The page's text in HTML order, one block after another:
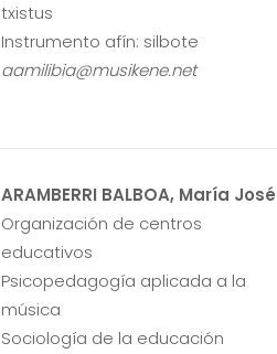
txistus
Instrumento afín: silbote
aamilibia@musikene.net
ARAMBERRI BALBOA, María José
Organización de centros
educativos
Psicopedagogía aplicada a la
música
Sociología de la educación